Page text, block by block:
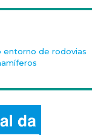
entorno de rodovias